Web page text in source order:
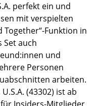
perfekt ein und
mit verspielten
Together“-Funktion in
Set auch
und
Personen
arbeiten.
(43302) ist ab